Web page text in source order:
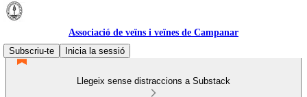
Associació de veïns i veïnes de Campanar
Subscriu-te
Inicia la sessió
Llegeix sense distraccions a Substack